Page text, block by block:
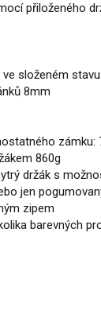
přiloženého
složeném
8mm
zámku:
860g
držák s
jen
zipem
barevných